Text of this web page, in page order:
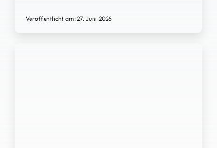
Veröffentlicht am: 27. Juni 2026